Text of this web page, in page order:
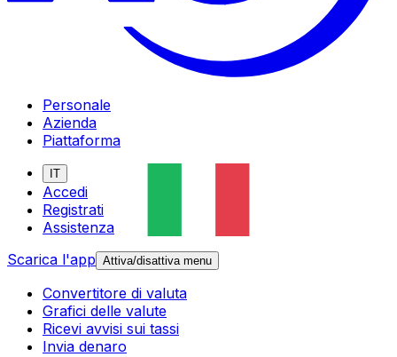
Personale
Azienda
Piattaforma
IT
Accedi
Registrati
Assistenza
Scarica l'app Attiva/disattiva menu
Convertitore di valuta
Grafici delle valute
Ricevi avvisi sui tassi
Invia denaro